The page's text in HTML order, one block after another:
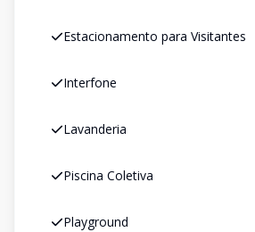
Estacionamento para Visitantes
Interfone
Lavanderia
Piscina Coletiva
Playground